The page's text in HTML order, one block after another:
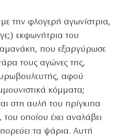
την φλογερή αγωνίστρια,
εκφωνήτρια του
που εξαργύρωσε
τους αγώνες της,
αφού
κόμματα;
στη αυλή του πρίγκιπα
οποίου έχει αναλάβει
τα ψάρια. Αυτή